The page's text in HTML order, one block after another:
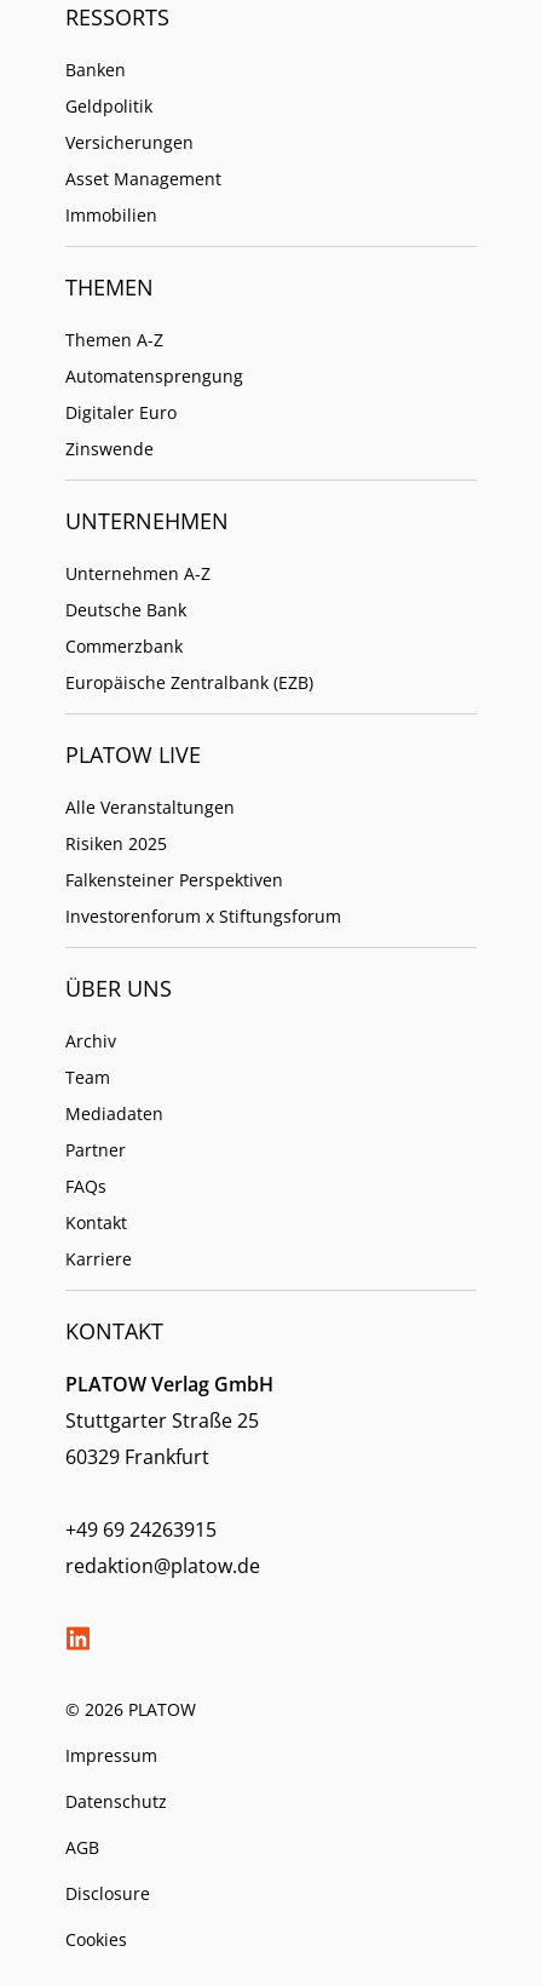
RESSORTS
Banken
Geldpolitik
Versicherungen
Asset Management
Immobilien
THEMEN
Themen A-Z
Automatensprengung
Digitaler Euro
Zinswende
UNTERNEHMEN
Unternehmen A-Z
Deutsche Bank
Commerzbank
Europäische Zentralbank (EZB)
PLATOW LIVE
Alle Veranstaltungen
Risiken 2025
Falkensteiner Perspektiven
Investorenforum x Stiftungsforum
ÜBER UNS
Archiv
Team
Mediadaten
Partner
FAQs
Kontakt
Karriere
KONTAKT
PLATOW Verlag GmbH
Stuttgarter Straße 25
60329 Frankfurt
+49 69 24263915
redaktion@platow.de
© 2026 PLATOW
Impressum
Datenschutz
AGB
Disclosure
Cookies